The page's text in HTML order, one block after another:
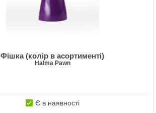
Фішка (колір в асортименті)
Halma Pawn
Є в наявності